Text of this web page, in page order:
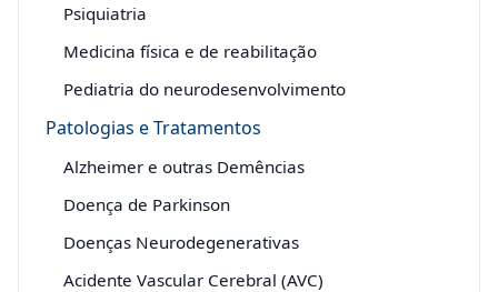
Psiquiatria
Medicina física e de reabilitação
Pediatria do neurodesenvolvimento
Patologias e Tratamentos
Alzheimer e outras Demências
Doença de Parkinson
Doenças Neurodegenerativas
Acidente Vascular Cerebral (AVC)